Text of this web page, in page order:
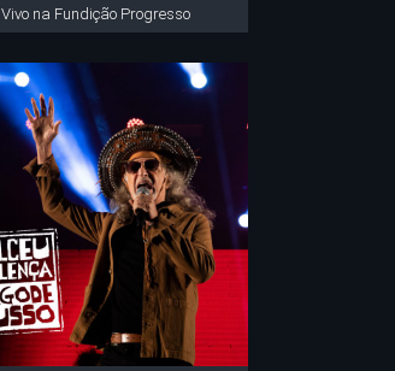
Vivo na Fundição Progresso